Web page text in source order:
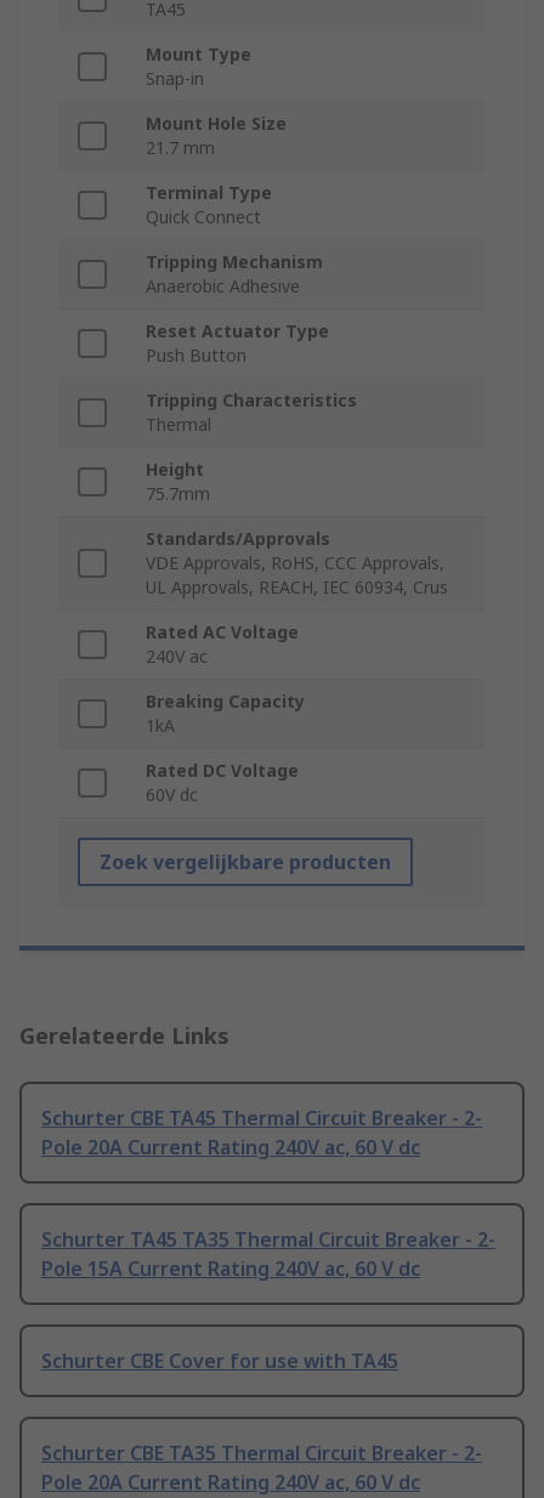
TA45
Mount Type
Snap-in
Mount Hole Size
21.7 mm
Terminal Type
Quick Connect
Tripping Mechanism
Anaerobic Adhesive
Reset Actuator Type
Push Button
Tripping Characteristics
Thermal
Height
75.7mm
Standards/Approvals
VDE Approvals, RoHS, CCC Approvals,
UL Approvals, REACH, IEC 60934, Crus
Rated AC Voltage
240V ac
Breaking Capacity
1kA
Rated DC Voltage
60V dc
Zoek vergelijkbare producten
Gerelateerde Links
Schurter CBE TA45 Thermal Circuit Breaker - 2-
Pole 20A Current Rating 240V ac, 60 V dc
Schurter TA45 TA35 Thermal Circuit Breaker - 2-
Pole 15A Current Rating 240V ac, 60 V dc
Schurter CBE Cover for use with TA45
Schurter CBE TA35 Thermal Circuit Breaker - 2-
Pole 20A Current Rating 240V ac, 60 V dc